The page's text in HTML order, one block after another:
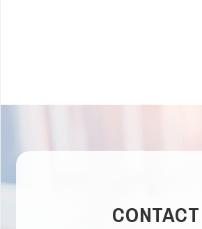
CONTACT